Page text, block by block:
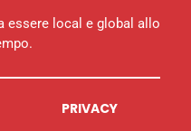
essere local e global allo
PRIVACY